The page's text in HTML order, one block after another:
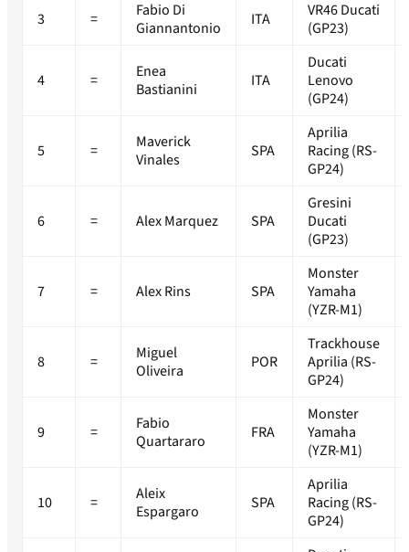
3 =
Fabio Di
Giannantonio
ITA
VR46 Ducati
(GP23)
4 =
Enea
Bastianini
ITA
Ducati
Lenovo
(GP24)
5 =
Maverick
Vinales
SPA
Aprilia
Racing (RS-
GP24)
6 = Alex Marquez SPA
Gresini
Ducati
(GP23)
7 = Alex Rins SPA
Monster
Yamaha
(YZR-M1)
8 =
Miguel
Oliveira
POR
Trackhouse
Aprilia (RS-
GP24)
9 =
Fabio
Quartararo
FRA
Monster
Yamaha
(YZR-M1)
10 =
Aleix
Espargaro
SPA
Aprilia
Racing (RS-
GP24)